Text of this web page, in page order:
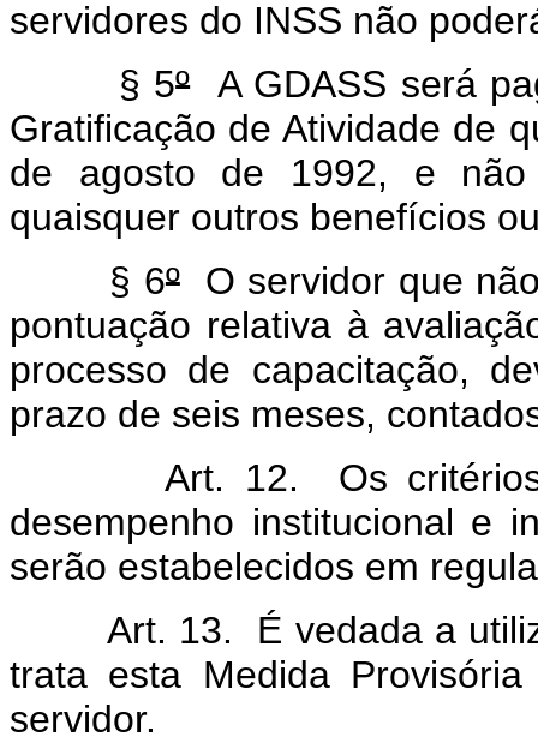
servidores do INSS não
§ 5ºA GDASS será
Gratificação de Atividade de
de agosto de 1992, e
quaisquer outros benefícios
§ 6ºO servidor que
pontuação relativa à
processo de capacitação,
prazo de seis meses,
Art. 12. Os critérios e
desempenho institucional e
serão estabelecidos em
Art. 13. É vedada a
trata esta Medida
servidor.